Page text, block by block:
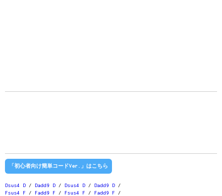
「初心者向け簡単コードVer.」はこちら
Dsus4 D / Dadd9 D / Dsus4 D / Dadd9 D /
Fsus4
F / Fadd9 F / Fsus4 F / Fadd9 F /